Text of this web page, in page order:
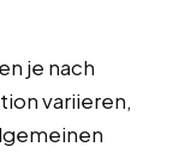
je nach
variieren,